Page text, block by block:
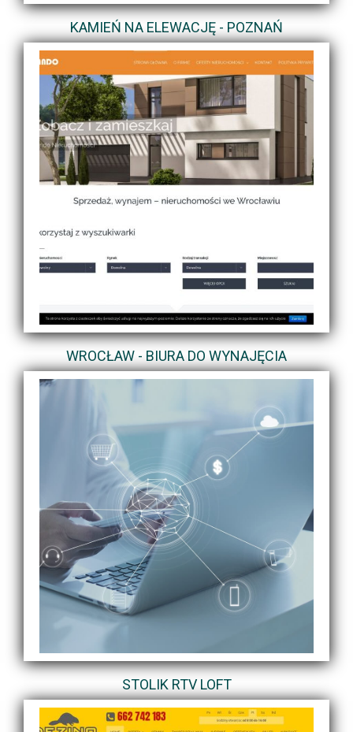
KAMIEŃ NA ELEWACJĘ - POZNAŃ
WROCŁAW - BIURA DO WYNAJĘCIA
STOLIK RTV LOFT